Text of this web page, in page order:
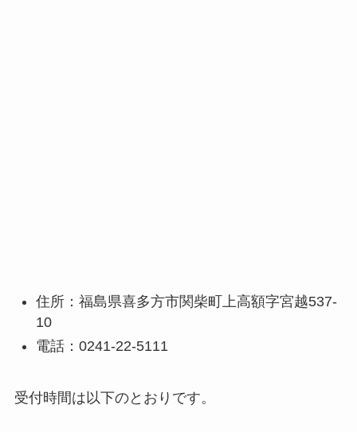
住所：福島県喜多方市関柴町上高額字宮越537-
10
電話：0241-22-5111
受付時間は以下のとおりです。